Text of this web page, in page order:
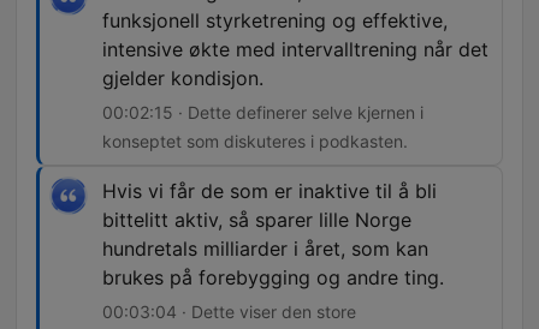
funksjonell styrketrening og effektive,
intensive økte med intervalltrening når det
gjelder kondisjon.
00:02:15 · Dette definerer selve kjernen i
konseptet som diskuteres i podkasten.
Hvis vi får de som er inaktive til å bli
bittelitt aktiv, så sparer lille Norge
hundretals milliarder i året, som kan
brukes på forebygging og andre ting.
00:03:04 · Dette viser den store